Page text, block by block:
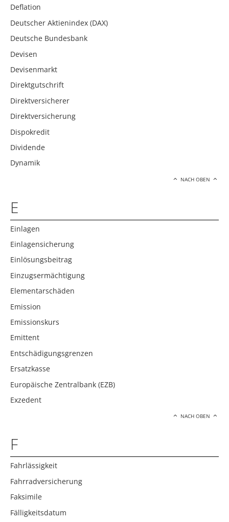
Deflation
Deutscher Aktienindex (DAX)
Deutsche Bundesbank
Devisen
Devisenmarkt
Direktgutschrift
Direktversicherer
Direktversicherung
Dispokredit
Dividende
Dynamik
NACH OBEN
E
Einlagen
Einlagensicherung
Einlösungsbeitrag
Einzugsermächtigung
Elementarschäden
Emission
Emissionskurs
Emittent
Entschädigungsgrenzen
Ersatzkasse
Europäische Zentralbank (EZB)
Exzedent
NACH OBEN
F
Fahrlässigkeit
Fahrradversicherung
Faksimile
Fälligkeitsdatum